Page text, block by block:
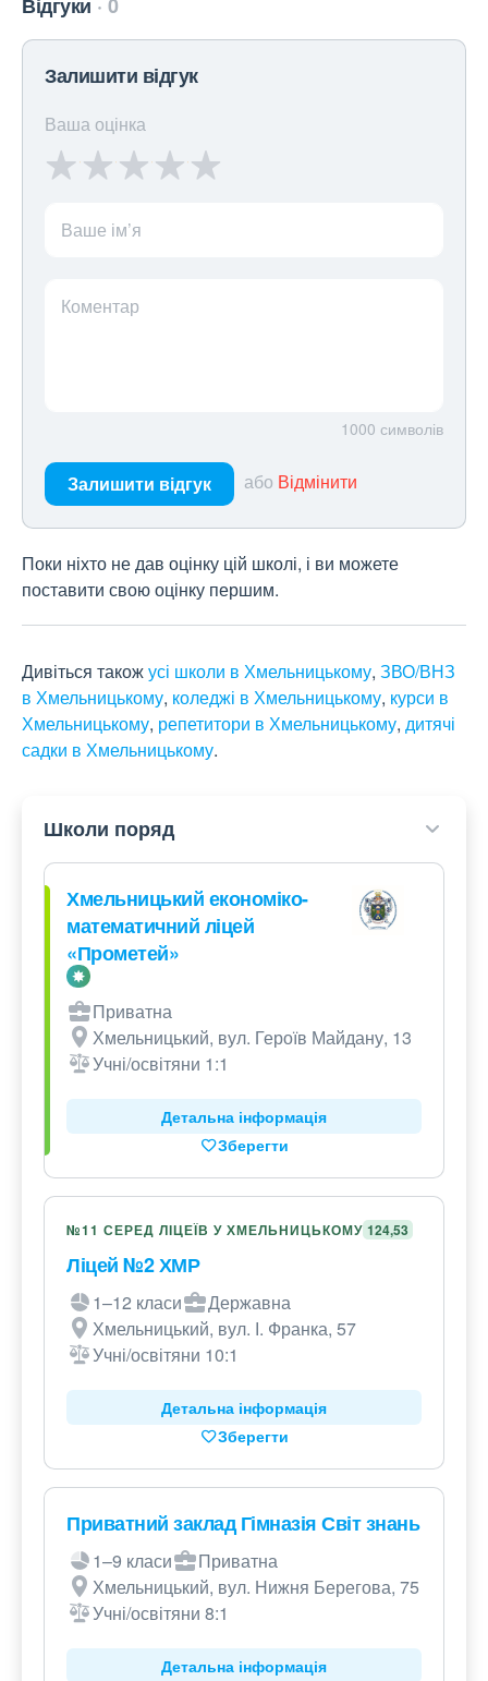
Залишити відгук
Ваша оцінка
Ваше ім’я
Коментар
1000 символів
Залишити відгук або Відмінити
Поки ніхто не дав оцінку цій школі, і ви можете
поставити свою оцінку першим.
Дивіться такожусі школи в Хмельницькому, ЗВО/ВНЗ
в Хмельницькому, коледжі в Хмельницькому, курси в
Хмельницькому, репетитори в Хмельницькому, дитячі
садки в Хмельницькому.
Школи поряд
Хмельницький економіко-
математичний ліцей
«Прометей»
Приватна
Хмельницький, вул. Героїв Майдану, 13
Учні/освітяни 1:1
Детальна інформація
Зберегти
№11 СЕРЕД ЛІЦЕЇВ У ХМЕЛЬНИЦЬКОМУ 124,53
Ліцей №2 ХМР
1–12 класи
Державна
Хмельницький, вул. І. Франка, 57
Учні/освітяни 10:1
Детальна інформація
Зберегти
Приватний заклад Гімназія Світ знань
1–9 класи
Приватна
Хмельницький, вул. Нижня Берегова, 75
Учні/освітяни 8:1
Детальна інформація